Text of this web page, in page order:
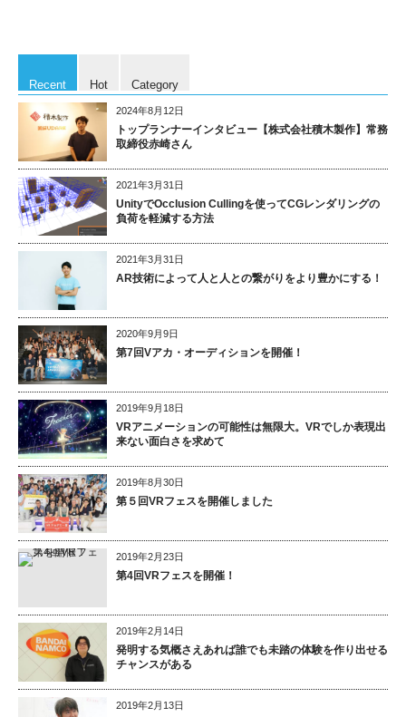
Recent Hot Category
2024年8月12日
トップランナーインタビュー【株式会社積木製作】常務
取締役赤崎さん
2021年3月31日
UnityでOcclusion Cullingを使ってCGレンダリングの
負荷を軽減する方法
2021年3月31日
AR技術によって人と人との繋がりをより豊かにする！
2020年9月9日
第7回Vアカ・オーディションを開催！
2019年9月18日
VRアニメーションの可能性は無限大。VRでしか表現出
来ない面白さを求めて
2019年8月30日
第５回VRフェスを開催しました
2019年2月23日
第4回VRフェスを開催！
2019年2月14日
発明する気概さえあれば誰でも未踏の体験を作り出せる
チャンスがある
2019年2月13日